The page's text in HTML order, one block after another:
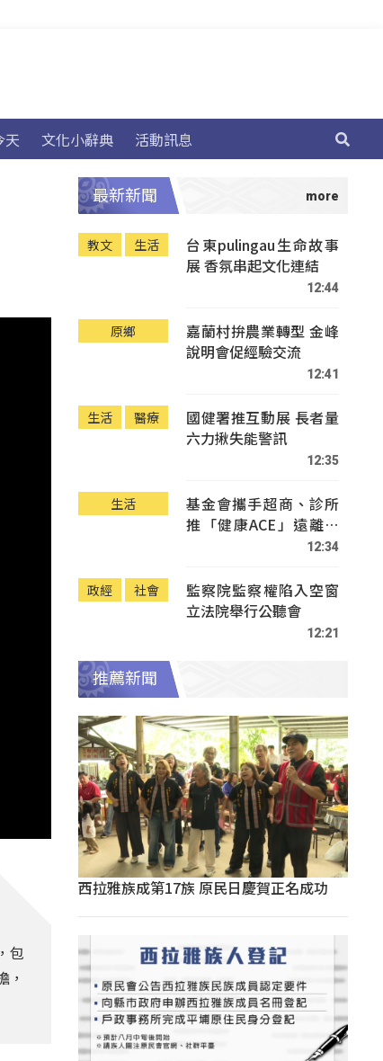
天 文化小辭典 活動訊息
包
，
最新新聞
教文 生活
台東pulingau生命故事
展 香氛串起文化連結
12:44
原鄉
嘉蘭村拚農業轉型 金峰
說明會促經驗交流
12:41
生活 醫療
國健署推互動展 長者量
六力揪失能警訊
12:35
生活
基金會攜手超商、診所
推「健康ACE」遠離疾
12:34
政經 社會
監察院監察權陷入空窗
立法院舉行公聽會
12:21
推薦新聞
西拉雅族成第17族 原民日慶賀正名成功